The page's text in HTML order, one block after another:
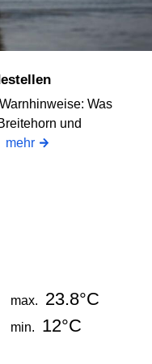
Was
und
mehr
max. 23.8°C
min. 12°C